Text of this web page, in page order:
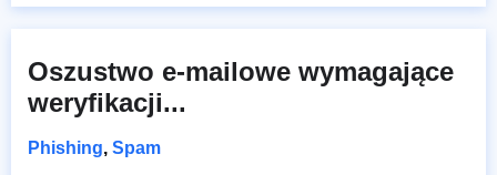
Oszustwo e-mailowe wymagające
weryfikacji...
Phishing, Spam